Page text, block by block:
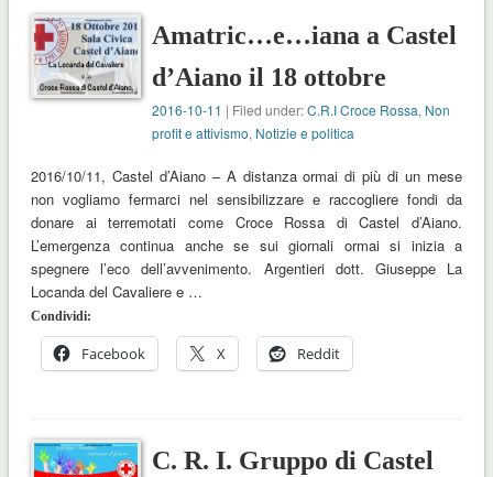
Amatric…e…iana a Castel
d’Aiano il 18 ottobre
2016-10-11 | Filed under:C.R.I Croce Rossa, Non
profit e attivismo, Notizie e politica
2016/10/11, Castel d’Aiano – A distanza ormai di più di un mese
non vogliamo fermarci nel sensibilizzare e raccogliere fondi da
donare ai terremotati come Croce Rossa di Castel d’Aiano.
L’emergenza continua anche se sui giornali ormai si inizia a
spegnere l’eco dell’avvenimento. Argentieri dott. Giuseppe La
Locanda del Cavaliere e …
Condividi:
Facebook X Reddit
C. R. I. Gruppo di Castel